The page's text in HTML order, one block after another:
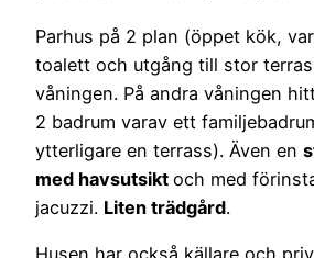
Parhus på 2 plan (öppet kök,
toalett och utgång till stor
våningen. På andra våningen
2 badrum varav ett
ytterligare en terrass). Även en
med havsutsikt och med
jacuzzi. Liten trädgård.
Husen har också källare och